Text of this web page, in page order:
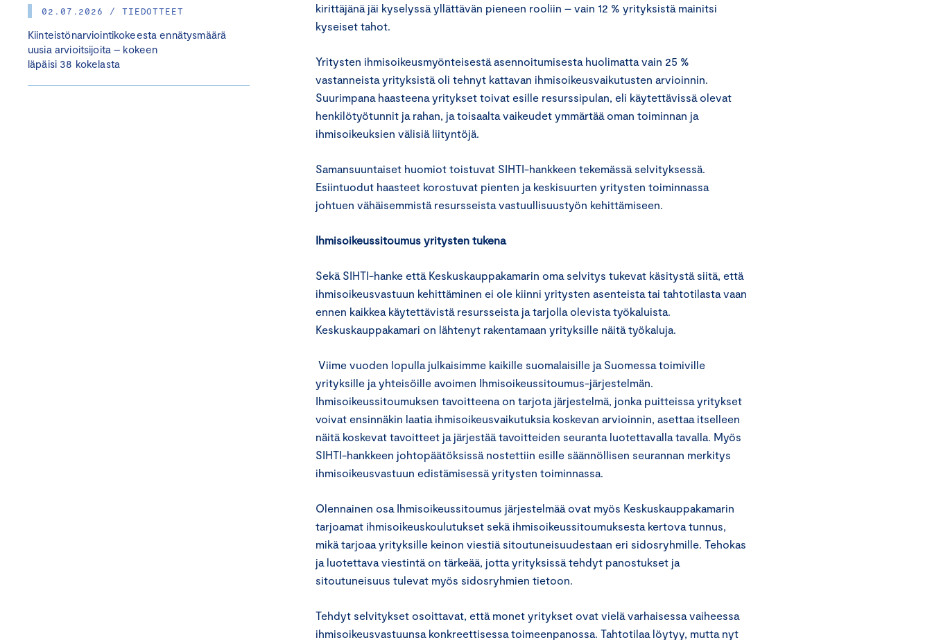
02.07.2026 / TIEDOTTEET
Kiinteistönarviointikokeesta ennätysmäärä
uusia arvioitsijoita – kokeen
läpäisi 38 kokelasta
kirittäjänä jäi kyselyssä yllättävän pieneen rooliin – vain 12 % yrityksistä mainitsi
kyseiset tahot.
Yritysten ihmisoikeusmyönteisestä asennoitumisesta huolimatta vain 25 %
vastanneista yrityksistä oli tehnyt kattavan ihmisoikeusvaikutusten arvioinnin.
Suurimpana haasteena yritykset toivat esille resurssipulan, eli käytettävissä olevat
henkilötyötunnit ja rahan, ja toisaalta vaikeudet ymmärtää oman toiminnan ja
ihmisoikeuksien välisiä liityntöjä.
Samansuuntaiset huomiot toistuvat SIHTI-hankkeen tekemässä selvityksessä.
Esiintuodut haasteet korostuvat pienten ja keskisuurten yritysten toiminnassa
johtuen vähäisemmistä resursseista vastuullisuustyön kehittämiseen.
Ihmisoikeussitoumus yritysten tukena
Sekä SIHTI-hanke että Keskuskauppakamarin oma selvitys tukevat käsitystä siitä, että
ihmisoikeusvastuun kehittäminen ei ole kiinni yritysten asenteista tai tahtotilasta vaan
ennen kaikkea käytettävistä resursseista ja tarjolla olevista työkaluista.
Keskuskauppakamari on lähtenyt rakentamaan yrityksille näitä työkaluja.
Viime vuoden lopulla julkaisimme kaikille suomalaisille ja Suomessa toimiville
yrityksille ja yhteisöille avoimen Ihmisoikeussitoumus-järjestelmän.
Ihmisoikeussitoumuksen tavoitteena on tarjota järjestelmä, jonka puitteissa yritykset
voivat ensinnäkin laatia ihmisoikeusvaikutuksia koskevan arvioinnin, asettaa itselleen
näitä koskevat tavoitteet ja järjestää tavoitteiden seuranta luotettavalla tavalla. Myös
SIHTI-hankkeen johtopäätöksissä nostettiin esille säännöllisen seurannan merkitys
ihmisoikeusvastuun edistämisessä yritysten toiminnassa.
Olennainen osa Ihmisoikeussitoumus järjestelmää ovat myös Keskuskauppakamarin
tarjoamat ihmisoikeuskoulutukset sekä ihmisoikeussitoumuksesta kertova tunnus,
mikä tarjoaa yrityksille keinon viestiä sitoutuneisuudestaan eri sidosryhmille. Tehokas
ja luotettava viestintä on tärkeää, jotta yrityksissä tehdyt panostukset ja
sitoutuneisuus tulevat myös sidosryhmien tietoon.
Tehdyt selvitykset osoittavat, että monet yritykset ovat vielä varhaisessa vaiheessa
ihmisoikeusvastuunsa konkreettisessa toimeenpanossa. Tahtotilaa löytyy, mutta nyt